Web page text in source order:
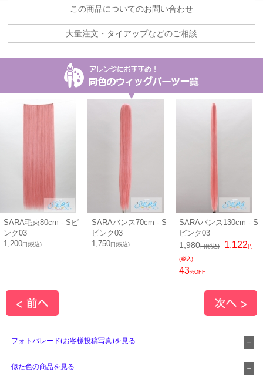
この商品についてのお問い合わせ
大量注文・タイアップなどのご相談
SARA毛束80cm - Sピ
ンク03
1,200円(税込)
SARAバンス70cm - S
ピンク03
1,750円(税込)
SARAバンス130cm - S
ピンク03
1,980円(税込) 1,122 円
(税込)
43%OFF
フォトパレード(お客様投稿写真)を見る
似た色の商品を見る